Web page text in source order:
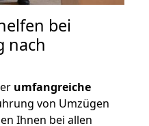
bei
nach
umfangreiche
von Umzügen
Ihnen bei allen